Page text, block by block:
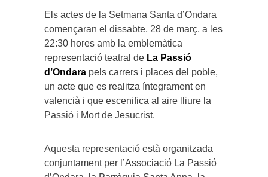
Els actes de la Setmana Santa d’Ondara
començaran el dissabte, 28 de març, a les
22:30 hores amb la emblemàtica
representació teatral de La Passió
d’Ondara pels carrers i places del poble,
un acte que es realitza íntegrament en
valencià i que escenifica al aire lliure la
Passió i Mort de Jesucrist.
Aquesta representació està organitzada
conjuntament per l’Associació La Passió